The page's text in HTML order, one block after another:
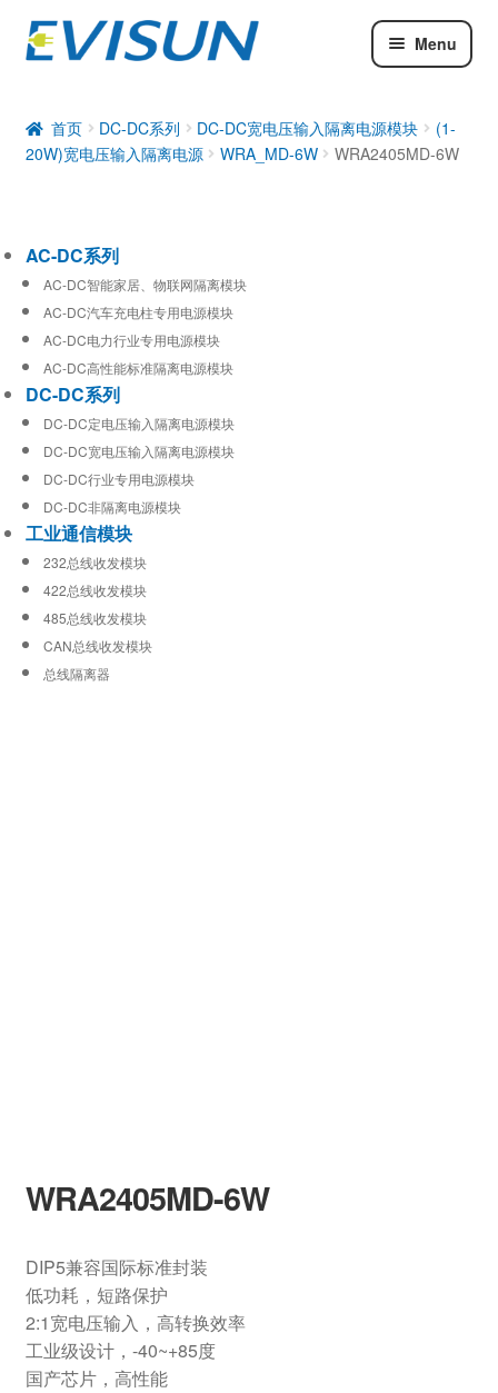
Menu
DC-DC系列
工业通信模块
首页 DC-DC系列 DC-DC宽电压输入隔离电源模块
(1-
20W)宽电压输入隔离电源
WRA_MD-6W WRA2405MD-6W
WRA2405MD-6W
DIP5兼容国际标准封装
低功耗，短路保护
2:1宽电压输入，高转换效率
工业级设计，-40~+85度
国产芯片，高性能
AC-DC系列
AC-DC智能家居、物联网隔离模块
AC-DC汽车充电柱专用电源模块
AC-DC电力行业专用电源模块
AC-DC高性能标准隔离电源模块
DC-DC系列
DC-DC定电压输入隔离电源模块
DC-DC宽电压输入隔离电源模块
DC-DC行业专用电源模块
DC-DC非隔离电源模块
工业通信模块
232总线收发模块
422总线收发模块
485总线收发模块
CAN总线收发模块
总线隔离器